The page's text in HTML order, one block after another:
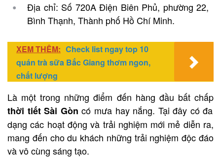
Địa chỉ: Số 720A Điện Biên Phủ, phường 22,
Bình Thạnh, Thành phố Hồ Chí Minh.
XEM THÊM: Check list ngay top 10
quán trà sữa Bắc Giang thơm ngon,
chất lượng
Là một trong những điểm đến hàng đầu bất chấp
thời tiết Sài Gòn có mưa hay nắng. Tại đây có đa
dạng các hoạt động và trải nghiệm mới mẻ diễn ra,
mang đến cho du khách những trải nghiệm độc đáo
và vô cùng sáng tạo.